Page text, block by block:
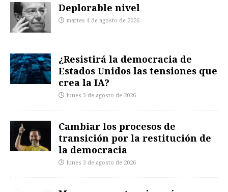
Deplorable nivel
martes 4 de agosto de 2026
¿Resistirá la democracia de
Estados Unidos las tensiones que
crea la IA?
lunes 3 de agosto de 2026
Cambiar los procesos de
transición por la restitución de
la democracia
lunes 3 de agosto de 2026